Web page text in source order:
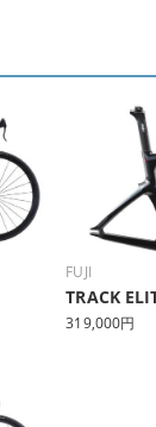
FUJI
TRACK
319,000円